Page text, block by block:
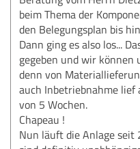
beim Thema der
den Belegungsplan bis
Dann ging es also los...
gegeben und wir
denn von
auch Inbetriebnahme lief
von 5 Wochen.
Chapeau !
Nun läuft die Anlage